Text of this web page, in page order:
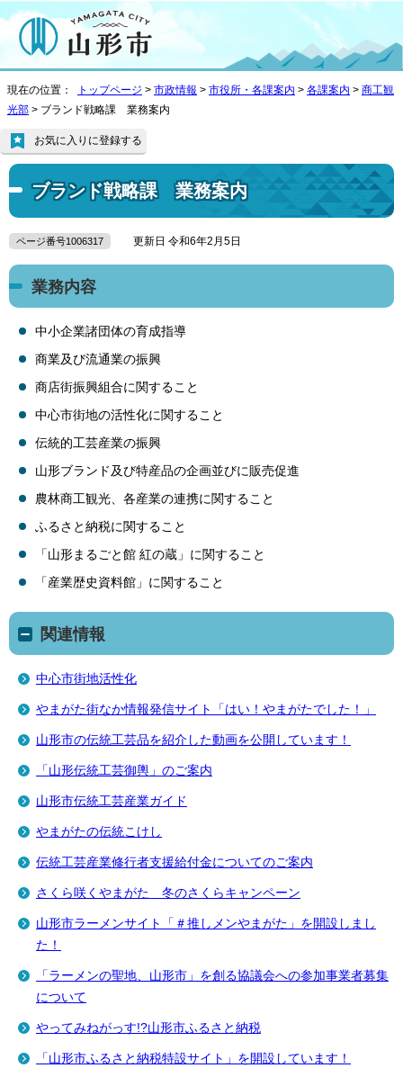
現在の位置： トップページ > 市政情報 > 市役所・各課案内 > 各課案内 > 商工観
光部 > ブランド戦略課 業務案内
ブランド戦略課 業務案内
お気に入りに登録する
ページ番号1006317 更新日 令和6年2月5日
業務内容
中小企業諸団体の育成指導
商業及び流通業の振興
商店街振興組合に関すること
中心市街地の活性化に関すること
伝統的工芸産業の振興
山形ブランド及び特産品の企画並びに販売促進
農林商工観光、各産業の連携に関すること
ふるさと納税に関すること
「山形まるごと館 紅の蔵」に関すること
「産業歴史資料館」に関すること
関連情報
中心市街地活性化
やまがた街なか情報発信サイト「はい！やまがたでした！」
山形市の伝統工芸品を紹介した動画を公開しています！
「山形伝統工芸御輿」のご案内
山形市伝統工芸産業ガイド
やまがたの伝統こけし
伝統工芸産業修行者支援給付金についてのご案内
さくら咲くやまがた 冬のさくらキャンペーン
山形市ラーメンサイト「＃推しメンやまがた」を開設しまし
た！
「ラーメンの聖地、山形市」を創る協議会への参加事業者募集
について
やってみねがっす!?山形市ふるさと納税
「山形市ふるさと納税特設サイト」を開設しています！